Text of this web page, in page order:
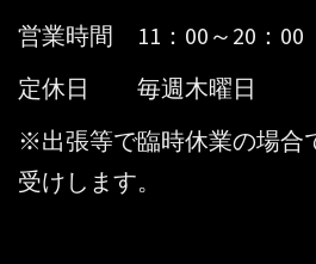
営業時間 11：00～20：00
定休日 毎週木曜日
※出張等で臨時休業の場合
受けします。